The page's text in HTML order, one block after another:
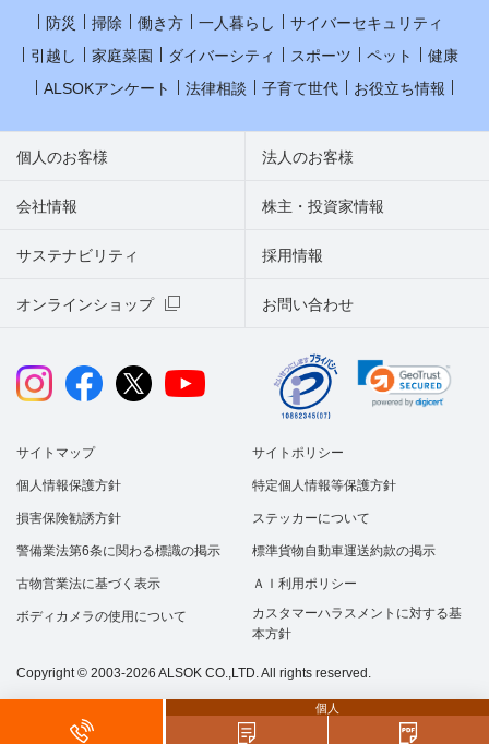
防災
掃除 働き方 一人暮らし
サイバーセキュリティ
引越し
家庭菜園 ダイバーシティ スポーツ ペット
健康
ALSOKアンケート
法律相談 子育て世代 お役立ち情報
個人
個人のお客様 法人のお客様
会社情報 株主・投資家情報
サステナビリティ
オンラインショップ お問い合わせ
採用情報
サイトマップ サイトポリシー
個人情報保護方針 特定個人情報等保護方針
損害保険勧誘方針 ステッカーについて
警備業法第6条に関わる標識の掲示 標準貨物自動車運送約款の掲示
古物営業法に基づく表示 ＡＩ利用ポリシー
ボディカメラの使用について
カスタマーハラスメントに対する基
本方針
Copyright © 2003-2026 ALSOK CO.,LTD. All rights reserved.